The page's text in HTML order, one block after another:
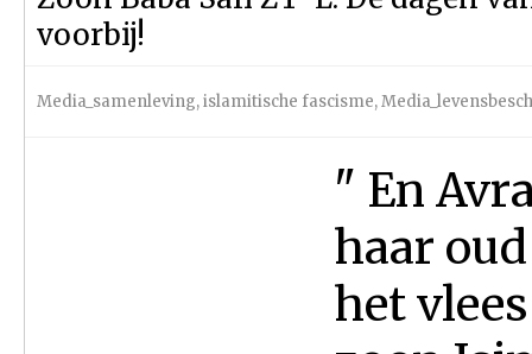
voorbij!
Media_samenleving,islamitische fascisme,
" En
haar
het